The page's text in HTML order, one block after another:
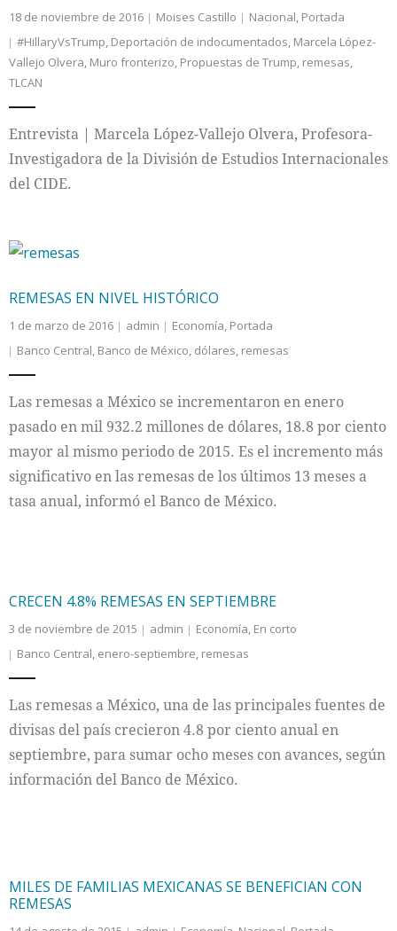
18 de noviembre de 2016 Moises Castillo Nacional, Portada
#HillaryVsTrump, Deportación de indocumentados, Marcela López-
Vallejo Olvera, Muro fronterizo, Propuestas de Trump, remesas,
TLCAN
Entrevista | Marcela López-Vallejo Olvera, Profesora-
Investigadora de la División de Estudios Internacionales
del CIDE.
REMESAS EN NIVEL HISTÓRICO
1 de marzo de 2016 admin Economía, Portada
Banco Central, Banco de México, dólares, remesas
Las remesas a México se incrementaron en enero
pasado en mil 932.2 millones de dólares, 18.8 por ciento
mayor al mismo periodo de 2015. Es el incremento más
significativo en las remesas de los últimos 13 meses a
tasa anual, informó el Banco de México.
CRECEN 4.8% REMESAS EN SEPTIEMBRE
3 de noviembre de 2015 admin Economía, En corto
Banco Central, enero-septiembre, remesas
Las remesas a México, una de las principales fuentes de
divisas del país crecieron 4.8 por ciento anual en
septiembre, para sumar ocho meses con avances, según
información del Banco de México.
MILES DE FAMILIAS MEXICANAS SE BENEFICIAN CON
REMESAS